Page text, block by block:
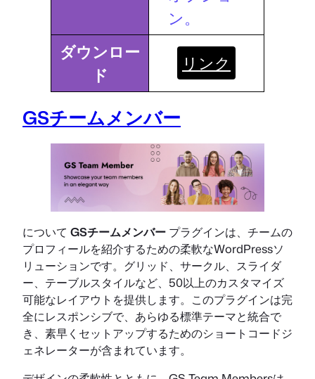
ン。
ダウンロー
ド
リンク
GSチームメンバー
について GSチームメンバー プラグインは、チームの
プロフィールを紹介するための柔軟なWordPressソ
リューションです。グリッド、サークル、スライダ
ー、テーブルスタイルなど、50以上のカスタマイズ
可能なレイアウトを提供します。このプラグインは完
全にレスポンシブで、あらゆる標準テーマと統合で
き、素早くセットアップするためのショートコードジ
ェネレーターが含まれています。